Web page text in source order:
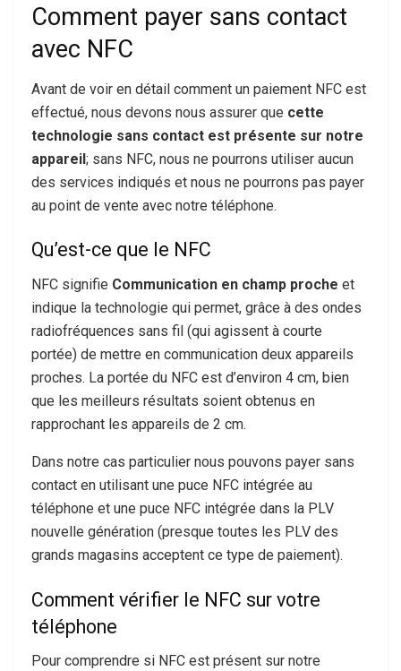
Comment payer sans contact
avec NFC
Avant de voir en détail comment un paiement NFC est
effectué, nous devons nous assurer que cette
technologie sans contact est présente sur notre
appareil; sans NFC, nous ne pourrons utiliser aucun
des services indiqués et nous ne pourrons pas payer
au point de vente avec notre téléphone.
Qu’est-ce que le NFC
NFC signifie Communication en champ proche et
indique la technologie qui permet, grâce à des ondes
radiofréquences sans fil (qui agissent à courte
portée) de mettre en communication deux appareils
proches. La portée du NFC est d’environ 4 cm, bien
que les meilleurs résultats soient obtenus en
rapprochant les appareils de 2 cm.
Dans notre cas particulier nous pouvons payer sans
contact en utilisant une puce NFC intégrée au
téléphone et une puce NFC intégrée dans la PLV
nouvelle génération (presque toutes les PLV des
grands magasins acceptent ce type de paiement).
Comment vérifier le NFC sur votre
téléphone
Pour comprendre si NFC est présent sur notre